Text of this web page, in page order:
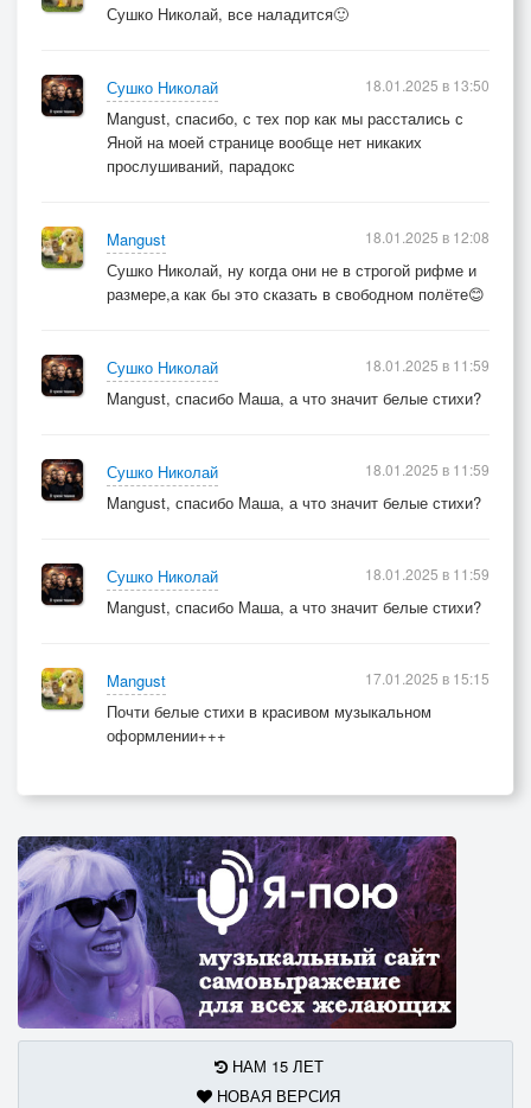
Сушко Николай, все наладится🙂
Сушко Николай
Mangust, спасибо, с тех пор как мы расстались с
Яной на моей странице вообще нет никаких
прослушиваний, парадокс
18.01.2025 в 13:50
Mangust
Сушко Николай, ну когда они не в строгой рифме и
размере,а как бы это сказать в свободном полёте😊
18.01.2025 в 12:08
Сушко Николай
Mangust, спасибо Маша, а что значит белые стихи?
18.01.2025 в 11:59
Сушко Николай
Mangust, спасибо Маша, а что значит белые стихи?
18.01.2025 в 11:59
Сушко Николай
Mangust, спасибо Маша, а что значит белые стихи?
18.01.2025 в 11:59
Mangust
Почти белые стихи в красивом музыкальном
оформлении+++
17.01.2025 в 15:15
НАМ 15 ЛЕТ
НОВАЯ ВЕРСИЯ